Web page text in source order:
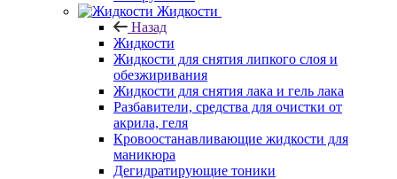
Жидкости
Назад
Жидкости
Жидкости для снятия липкого слоя и
обезжиривания
Жидкости для снятия лака и гель лака
Разбавители, средства для очистки от
акрила, геля
Кровоостанавливающие жидкости для
маникюра
Дегидратирующие тоники